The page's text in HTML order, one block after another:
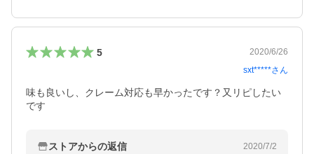
5
2020/6/26
sxt*****さん
味も良いし、クレーム対応も早かったです？又リピしたい
です
ストアからの返信 2020/7/2